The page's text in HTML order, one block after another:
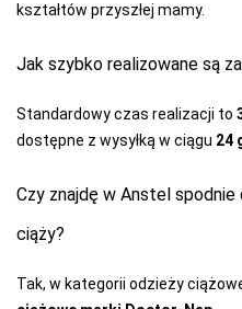
kształtów przyszłej mamy.
Jak szybko realizowane są
Standardowy czas realizacji to
dostępne z wysyłką w ciągu 24
Czy znajdę w Anstel
ciąży?
Tak, w kategorii odzieży